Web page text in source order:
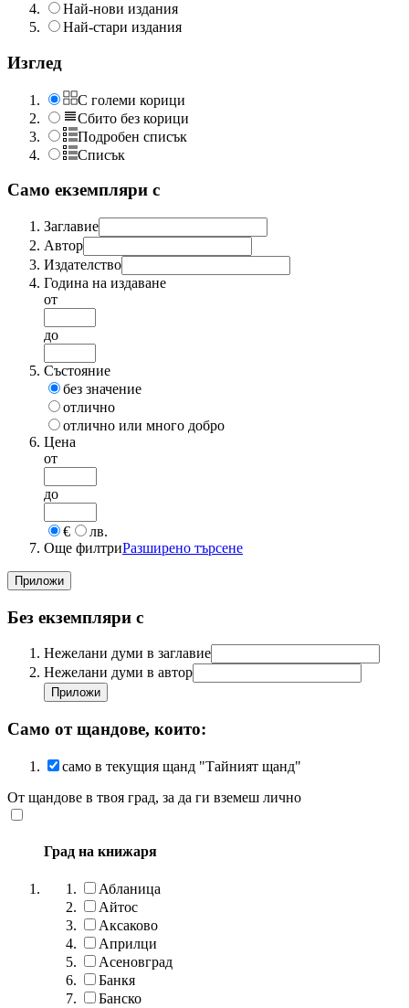
Най-нови издания
Най-стари издания
Изглед
С големи корици
Сбито без корици
Подробен списък
Списък
Само екземпляри с
Заглавие
Автор
Издателство
Година на издаване
от
до
Състояние
без значение
отлично
отлично или много добро
Цена
от
до
€
лв.
Още филтриРазширено търсене
Без екземпляри с
Нежелани думи в заглавие
Нежелани думи в автор
Само от щандове, които:
само в текущия щанд "Тайният щанд"
От щандове в твоя град, за да ги вземеш лично
Град на книжаря
Абланица
Айтос
Аксаково
Априлци
Асеновград
Банкя
Банско